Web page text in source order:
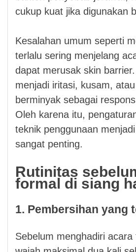
cukup kuat jika digunakan
Kesalahan umum seperti
terlalu sering menjelang
dapat merusak skin
menjadi iritasi, kusam,
berminyak sebagai
Oleh karena itu,
teknik penggunaan
sangat penting.
Rutinitas
formal di siang
1. Pembersihan yang
Sebelum menghadiri acara